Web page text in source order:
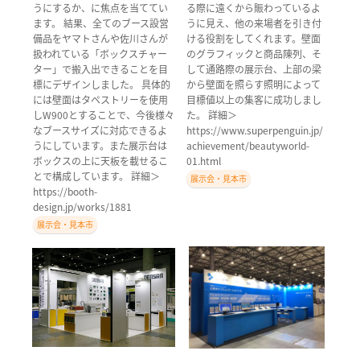
うにするか、に焦点を当ててい
ます。 結果、全てのブース設営
備品をヤマトさんや佐川さんが
扱われている「ボックスチャー
ター」で搬入出できることを目
標にデザインしました。 具体的
には壁面はタペストリーを使用
しW900とすることで、今後様々
なブースサイズに対応できるよ
うにしています。また展示台は
ボックスの上に天板を載せるこ
とで構成しています。 詳細＞
https://booth-
design.jp/works/1881
展示会・見本市
る際に遠くから賑わっているよ
うに見え、他の来場者を引き付
ける役割をしてくれます。壁面
のグラフィックと商品陳列、そ
して通路際の展示台、上部の梁
から壁面を照らす照明によって
目標値以上の集客に成功しまし
た。 詳細＞
https://www.superpenguin.jp/
achievement/beautyworld-
01.html
展示会・見本市